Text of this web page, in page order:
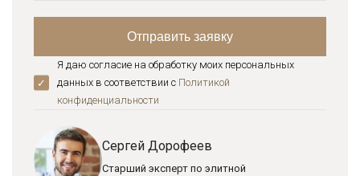
Я даю согласие на обработку моих персональных
данных в соответствии с Политикой
конфиденциальноcти
Сергей Дорофеев
Старший эксперт по элитной